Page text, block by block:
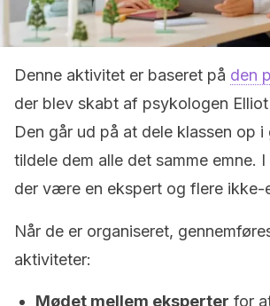
Denne aktivitet er baseret på den
der blev skabt af psykologen Elliot
Den går ud på at dele klassen op i
tildele dem alle det samme emne.
der være en ekspert og flere ikke-
Når de er organiseret,
aktiviteter:
Mødet mellem eksperter for